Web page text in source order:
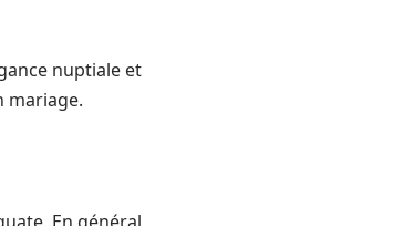
nuptiale et
mariage.